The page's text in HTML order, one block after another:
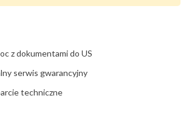
z dokumentami do US
serwis gwarancyjny
techniczne